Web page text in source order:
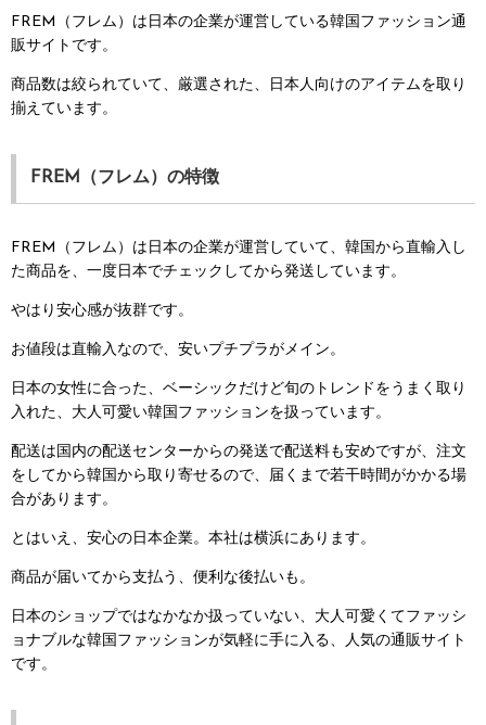
FREM（フレム）は日本の企業が運営している韓国ファッション通
販サイトです。
商品数は絞られていて、厳選された、日本人向けのアイテムを取り
揃えています。
FREM（フレム）の特徴
FREM（フレム）は日本の企業が運営していて、韓国から直輸入し
た商品を、一度日本でチェックしてから発送しています。
やはり安心感が抜群です。
お値段は直輸入なので、安いプチプラがメイン。
日本の女性に合った、ベーシックだけど旬のトレンドをうまく取り
入れた、大人可愛い韓国ファッションを扱っています。
配送は国内の配送センターからの発送で配送料も安めですが、注文
をしてから韓国から取り寄せるので、届くまで若干時間がかかる場
合があります。
とはいえ、安心の日本企業。本社は横浜にあります。
商品が届いてから支払う、便利な後払いも。
日本のショップではなかなか扱っていない、大人可愛くてファッシ
ョナブルな韓国ファッションが気軽に手に入る、人気の通販サイト
です。